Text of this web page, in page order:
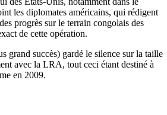
les diplomates américains, qui rédigent
progrès sur le terrain congolais des
de cette opération.
grand succès) gardé le silence sur la taille
avec la LRA, tout ceci étant destiné à
en 2009.